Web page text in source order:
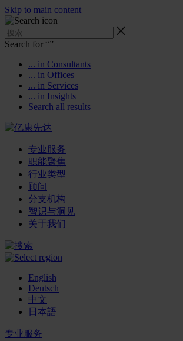
Skip to main content
Search for “”
... in Consultants
... in Offices
... in Services
... in Insights
Search all results
专业服务
职能聚焦
行业类型
顾问
分支机构
智识与洞见
关于我们
English
Deutsch
中文
日本語
专业服务